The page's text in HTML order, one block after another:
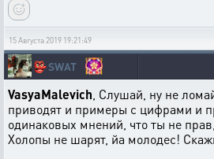
15 Августа 2019 19:21:49
👺SWAT
VasyaMalevich , Слушай, ну не
приводят и примеры с цифрами и
одинаковых мнений, что ты не
Холопы не шарят, йа молодес!